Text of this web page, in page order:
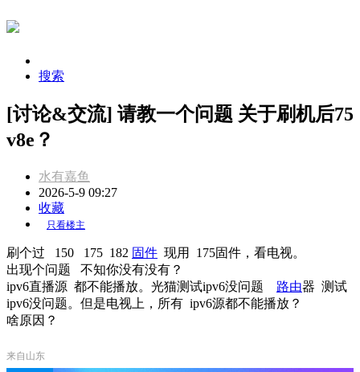
搜索
[讨论&交流] 请教一个问题 关于刷机后75
v8e？
水有嘉鱼
2026-5-9 09:27
收藏
只看楼主
刷个过 150 175 182 固件 现用 175固件，看电视。
出现个问题 不知你没有没有？
ipv6直播源 都不能播放。光猫测试ipv6没问题 路由器 测试
ipv6没问题。但是电视上，所有 ipv6源都不能播放？
啥原因？
来自山东